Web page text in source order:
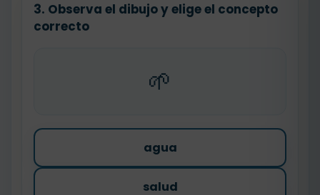
3. Observa el dibujo y elige el concepto
correcto
🌱
agua
salud